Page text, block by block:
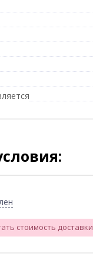
стоимость доставки